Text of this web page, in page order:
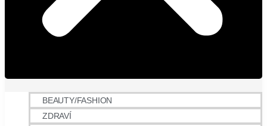
BEAUTY/FASHION
ZDRAVÍ